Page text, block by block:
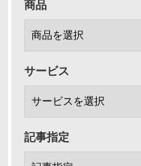
商品
サービス
記事指定